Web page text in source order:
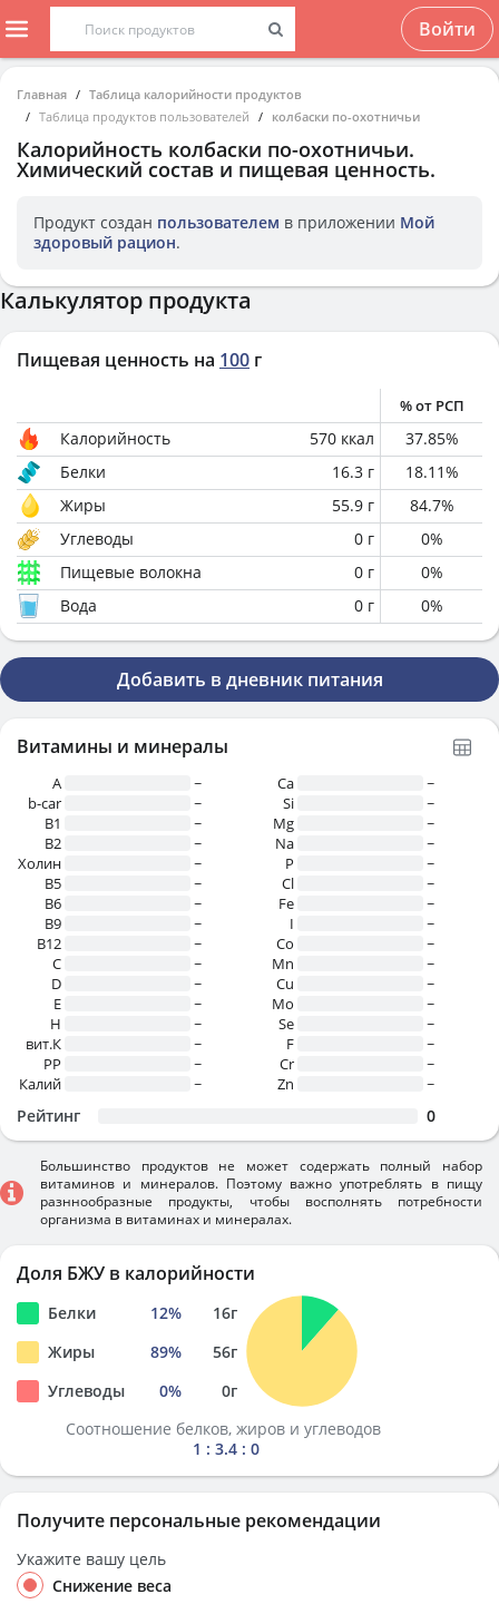
Войти
Главная
Таблица калорийности продуктов
Таблица продуктов пользователей
колбаски по-охотничьи
Калорийность колбаски по-охотничьи.
Химический состав и пищевая ценность.
Продукт создан пользователем в приложении Мой
здоровый рацион.
Калькулятор продукта
Пищевая ценность на 100 г
% от РСП
Калорийность 570 ккал 37.85%
Белки
16.3 г 18.11%
Жиры
55.9 г 84.7%
Углеводы
0 г 0%
Пищевые волокна
0 г 0%
Вода
0 г 0%
Добавить в дневник питания
Витамины и минералы
A
~
b-car
~
В1
~
B2
~
Холин
~
B5
~
B6
~
B9
~
B12
~
C
~
D
~
E
~
H
~
вит.К
~
PP
~
Калий
~
Ca
~
Si
~
Mg
~
Na
~
P
~
Cl
~
Fe
~
I
~
Co
~
Mn
~
Cu
~
Mo
~
Se
~
F
~
Cr
~
Zn
~
Рейтинг 0
Большинство продуктов не может содержать полный набор
витаминов и минералов. Поэтому важно употреблять в пищу
разннообразные продукты, чтобы восполнять потребности
организма в витаминах и минералах.
Доля БЖУ в калорийности
Белки 12% 16г
Жиры
89% 56г
Углеводы
0% 0г
Соотношение белков, жиров и углеводов
1 : 3.4 : 0
Получите персональные рекомендации
Укажите вашу цель
Снижение веса